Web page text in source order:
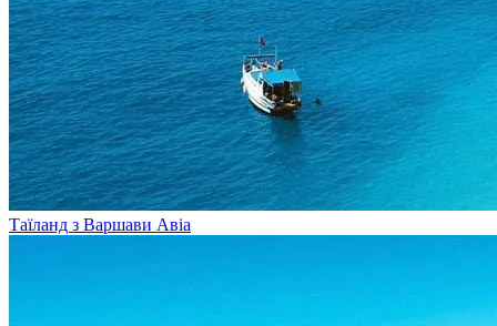
Таїланд з Варшави Авіа